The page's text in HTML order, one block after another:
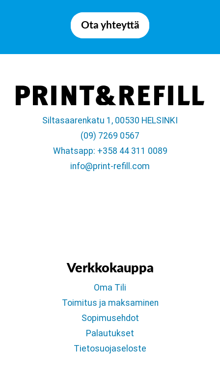
Ota yhteyttä
Siltasaarenkatu 1, 00530 HELSINKI
(09) 7269 0567
Whatsapp: +358 44 311 0089
info@print-refill.com
Verkkokauppa
Oma Tili
Toimitus ja maksaminen
Sopimusehdot
Palautukset
Tietosuojaseloste